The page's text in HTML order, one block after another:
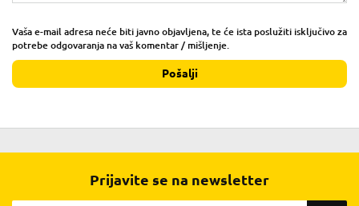
Vaša e-mail adresa neće biti javno objavljena, te će ista poslužiti isključivo za
potrebe odgovaranja na vaš komentar / mišljenje.
Pošalji
Prijavite se na newsletter